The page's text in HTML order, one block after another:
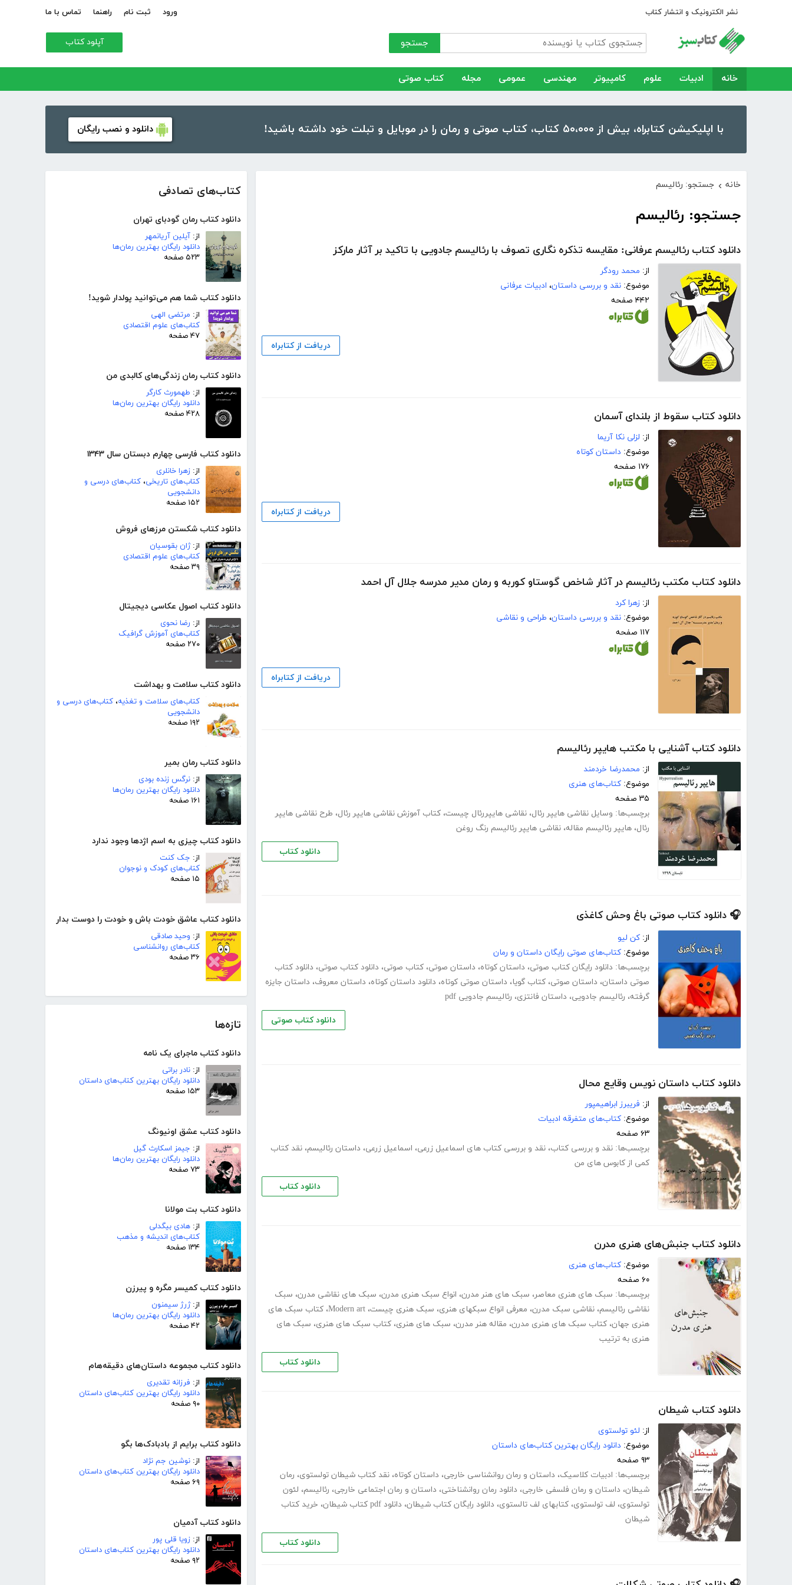
نشر الکترونیک و انتشار کتاب ورود ثبت نام راهنما تماس با ما
جستجو آپلود کتاب
خانه ادبیات علوم کامپیوتر مهندسی عمومی مجله کتاب صوتی
با اپلیکیشن کتابراه، بیش از ۵۰،۰۰۰ کتاب، کتاب صوتی و رمان را در موبایل و تبلت خود داشته باشید! دانلود و نصب رایگان
کتاب‌های تصادفی
دانلود کتاب رمان گودبای تهران
از: آیلین آریانمهر
دانلود رایگان بهترین رمان‌ها
۵۲۳ صفحه
دانلود کتاب شما هم می‌توانید پولدار شوید!
از: مرتضی الهی
کتاب‌های علوم اقتصادی
۴۷ صفحه
دانلود کتاب رمان زندگی‌های کالبدی من
از: طهمورث کارگر
دانلود رایگان بهترین رمان‌ها
۴۲۸ صفحه
دانلود کتاب فارسی چهارم دبستان سال ۱۳۴۳
از: زهرا خانلری
کتاب‌های تاریخی، کتاب‌های درسی و
دانشجویی
۱۵۲ صفحه
دانلود کتاب شکستن مرزهای فروش
از:ژان بقوسیان
کتاب‌های علوم اقتصادی
۳۹ صفحه
دانلود کتاب اصول عکاسی دیجیتال
از: رضا نحوی
کتاب‌های آموزش گرافیک
۲۷۰ صفحه
دانلود کتاب سلامت و بهداشت
کتاب‌های سلامت و تغذیه، کتاب‌های درسی و
دانشجویی
۱۹۲ صفحه
دانلود کتاب رمان بمیر
از: نرگس زنده بودی
دانلود رایگان بهترین رمان‌ها
۱۶۱ صفحه
دانلود کتاب چیزی به اسم اژدها وجود ندارد
از: جک کنت
کتاب‌های کودک و نوجوان
۱۵ صفحه
دانلود کتاب عاشق خودت باش و خودت را دوست بدار
از: وحید صادقی
کتاب‌های روانشناسی
۳۶ صفحه
تازه‌ها
دانلود کتاب ماجرای یک نامه
از: نادر براتی
دانلود رایگان بهترین کتاب‌های داستان
۱۵۳ صفحه
دانلود کتاب عشق اونیونگ
از: جیمز اسکارث گیل
دانلود رایگان بهترین رمان‌ها
۷۳ صفحه
دانلود کتاب بت مولانا
از: هادی بیگدلی
کتاب‌های اندیشه و مذهب
۱۳۴ صفحه
دانلود کتاب کمیسر مگره و پیرزن
از:ژرژ سیمنون
دانلود رایگان بهترین رمان‌ها
۴۲ صفحه
دانلود کتاب مجموعه داستان‌های دقیقه‌هام
از: فرزانه تقدیری
دانلود رایگان بهترین کتاب‌های داستان
۹۰ صفحه
دانلود کتاب برایم از بادبادک‌ها بگو
از: نوشین جم نژاد
دانلود رایگان بهترین کتاب‌های داستان
۶۹ صفحه
دانلود کتاب آدمیان
از: زویا قلی پور
دانلود رایگان بهترین کتاب‌های داستان
۹۲ صفحه
خانه › جستجو: رئالیسم
جستجو: رئالیسم
دانلود کتاب رئالیسم عرفانی: مقایسه تذکره نگاری تصوف با رئالیسم جادویی با تاکید بر آثار مارکز
از: محمد رودگر
موضوع: نقد و بررسی داستان، ادبیات عرفانی
۴۴۲ صفحه
دریافت از کتابراه
دانلود کتاب سقوط از بلندای آسمان
از: لزلی نکا آریما
موضوع: داستان کوتاه
۱۷۶ صفحه
دریافت از کتابراه
دانلود کتاب مکتب رئالیسم در آثار شاخص گوستاو کوربه و رمان مدیر مدرسه جلال آل احمد
از: زهرا کرد
موضوع: نقد و بررسی داستان، طراحی و نقاشی
۱۱۷ صفحه
دریافت از کتابراه
دانلود کتاب آشنایی با مکتب هایپر رئالیسم
از: محمدرضا خردمند
موضوع: کتاب‌های هنری
۳۵ صفحه
برچسب‌ها: وسایل نقاشی هایپر رئال، نقاشی هایپررئال چیست، کتاب آموزش نقاشی هایپر رئال، طرح نقاشی هایپر
رئال، هایپر رئالیسم مقاله، نقاشی هایپر رئالیسم رنگ روغن
دانلود کتاب
🎧 دانلود کتاب صوتی باغ وحش کاغذی
از: کن لیو
موضوع: کتاب‌های صوتی رایگان داستان و رمان
برچسب‌ها: دانلود رایگان کتاب صوتی، داستان کوتاه، داستان صوتی، کتاب صوتی، دانلود کتاب صوتی، دانلود کتاب
صوتی داستان، داستان صوتی، کتاب گویا، داستان صوتی کوتاه، دانلود داستان کوتاه، داستان معروف، داستان جایزه
گرفته، رئالیسم جادویی، داستان فانتزی، رئالیسم جادویی pdf
دانلود کتاب صوتی
دانلود کتاب داستان نویس وقایع محال
از: فریبرز ابراهیمپور
موضوع: کتاب‌های متفرقه ادبیات
۶۳ صفحه
برچسب‌ها: نقد و بررسی کتاب، نقد و بررسی کتاب های اسماعیل زرعی، اسماعیل زرعی، داستان رئالیسم، نقد کتاب
کمی از کابوس های من
دانلود کتاب
دانلود کتاب جنبش‌های هنری مدرن
موضوع: کتاب‌های هنری
۶۰ صفحه
برچسب‌ها: سبک های هنری معاصر، سبک های هنر مدرن، انواع سبک هنری مدرن، سبک های نقاشی مدرن، سبک
نقاشی رئالیسم، نقاشی سبک مدرن، معرفی انواع سبکهای هنری، سبک هنری چیست، Modern art، کتاب سبک های
هنری جهان، کتاب سبک های هنری مدرن، مقاله هنر مدرن، سبک های هنری، کتاب سبک های هنری، سبک های
هنری به ترتیب
دانلود کتاب
دانلود کتاب شیطان
از: لئو تولستوی
موضوع: دانلود رایگان بهترین کتاب‌های داستان
۹۳ صفحه
برچسب‌ها: ادبیات کلاسیک، داستان و رمان روانشناسی خارجی، داستان کوتاه، نقد کتاب شیطان تولستوی، رمان
شیطان، داستان و رمان فلسفی خارجی، دانلود رمان روانشناختی، داستان و رمان اجتماعی خارجی، رئالیسم، لئون
تولستوی، لف تولستوی، کتابهای لف تالستوی، دانلود رایگان کتاب شیطان، دانلود pdf کتاب شیطان ، خرید کتاب
شیطان
دانلود کتاب